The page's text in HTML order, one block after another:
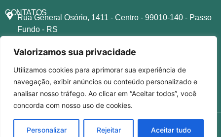
Valorizamos sua privacidade
Utilizamos cookies para aprimorar sua experiência de
navegação, exibir anúncios ou conteúdo personalizado e
analisar nosso tráfego. Ao clicar em “Aceitar todos”, você
concorda com nosso uso de cookies.
Personalizar Rejeitar Aceitar tudo
CONTATOS
Rua General Osório, 1411 - Centro - 99010-140 - Passo
Fundo - RS
(54) 93505-9111
(54) 3601-2785
SIGA-NOS NAS REDES
1944-2025 © SEEB-PF. Todos os direitos reservados.